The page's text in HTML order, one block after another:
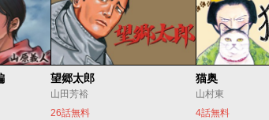
望郷太郎
山田芳裕
26話無料
猫奥
山村東
4話無料